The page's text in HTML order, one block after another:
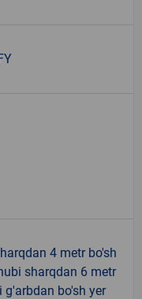
4 metr bo'sh
sharqdan 6 metr
g'arbdan bo'sh yer